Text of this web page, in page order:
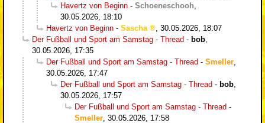
Havertz von Beginn - Schoeneschooh
30.05.2026, 18:10
Havertz von Beginn - Sascha
30.05.2026, 18:07
Der Fußball und Sport am Samstag - Thread - bob
30.05.2026, 17:35
Der Fußball und Sport am Samstag - Thread - Smeller
30.05.2026, 17:47
Der Fußball und Sport am Samstag - Thread - bob
30.05.2026, 17:57
Der Fußball und Sport am Samstag - Thread -
Smeller 30.05.2026, 17:58